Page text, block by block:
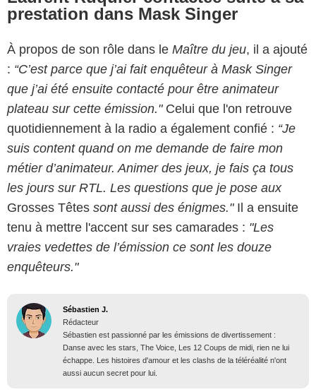
prestation dans Mask Singer
À propos de son rôle dans le Maître du jeu, il a ajouté
: “C’est parce que j’ai fait enquêteur à Mask Singer
que j’ai été ensuite contacté pour être animateur
plateau sur cette émission." Celui que l'on retrouve
quotidiennement à la radio a également confié : “Je
suis content quand on me demande de faire mon
métier d’animateur. Animer des jeux, je fais ça tous
les jours sur RTL. Les questions que je pose aux
Grosses Têtes sont aussi des énigmes."Il a ensuite
tenu à mettre l'accent sur ses camarades : "Les
vraies vedettes de l’émission ce sont les douze
enquêteurs."
Sébastien J.
Rédacteur
Sébastien est passionné par les émissions de divertissement :
Danse avec les stars, The Voice, Les 12 Coups de midi, rien ne lui
échappe. Les histoires d'amour et les clashs de la téléréalité n'ont
aussi aucun secret pour lui.